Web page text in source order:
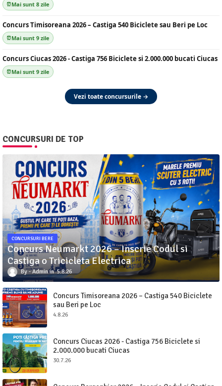
Mai sunt 8 zile
Concurs Timisoreana 2026 – Castiga 540 Biciclete sau Beri pe Loc
Mai sunt 9 zile
Concurs Ciucas 2026 - Castiga 756 Biciclete si 2.000.000 bucati Ciucas
Mai sunt 9 zile
Vezi toate concursurile →
CONCURSURI DE TOP
CONCURSURI BERE
Concurs Neumarkt 2026 – Inscrie Codul si
Castiga o Tricicleta Electrica
Admin 5.8.26
Concurs Timisoreana 2026 – Castiga 540 Biciclete
sau Beri pe Loc
4.8.26
Concurs Ciucas 2026 - Castiga 756 Biciclete si
2.000.000 bucati Ciucas
30.7.26